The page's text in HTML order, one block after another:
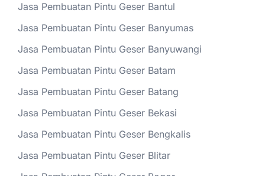
Jasa Pembuatan Pintu Geser Bantul
Jasa Pembuatan Pintu Geser Banyumas
Jasa Pembuatan Pintu Geser Banyuwangi
Jasa Pembuatan Pintu Geser Batam
Jasa Pembuatan Pintu Geser Batang
Jasa Pembuatan Pintu Geser Bekasi
Jasa Pembuatan Pintu Geser Bengkalis
Jasa Pembuatan Pintu Geser Blitar